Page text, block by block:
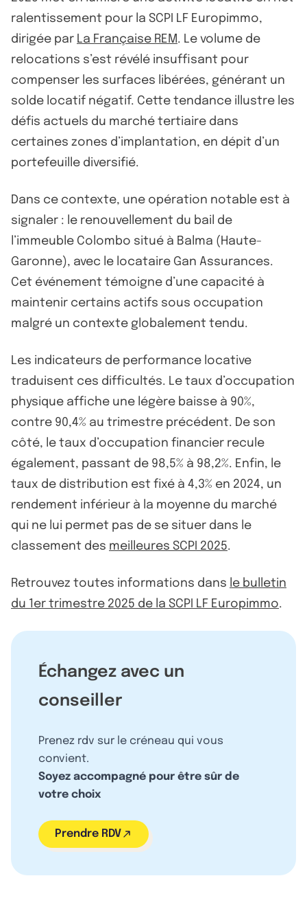
ralentissement pour la SCPI LF Europimmo,
dirigée par La Française REM. Le volume de
relocations s’est révélé insuffisant pour
compenser les surfaces libérées, générant un
solde locatif négatif. Cette tendance illustre les
défis actuels du marché tertiaire dans
certaines zones d’implantation, en dépit d’un
portefeuille diversifié.
Dans ce contexte, une opération notable est à
signaler : le renouvellement du bail de
l’immeuble Colombo situé à Balma (Haute-
Garonne), avec le locataire Gan Assurances.
Cet événement témoigne d’une capacité à
maintenir certains actifs sous occupation
malgré un contexte globalement tendu.
Les indicateurs de performance locative
traduisent ces difficultés. Le taux d’occupation
physique affiche une légère baisse à 90%,
contre 90,4% au trimestre précédent. De son
côté, le taux d’occupation financier recule
également, passant de 98,5% à 98,2%. Enfin, le
taux de distribution est fixé à 4,3% en 2024, un
rendement inférieur à la moyenne du marché
qui ne lui permet pas de se situer dans le
classement des meilleures SCPI 2025.
Retrouvez toutes informations dans le bulletin
du 1er trimestre 2025 de la SCPI LF Europimmo.
Échangez avec un
conseiller
Prenez rdv sur le créneau qui vous
convient.
Soyez accompagné pour être sûr de
votre choix
Prendre RDV